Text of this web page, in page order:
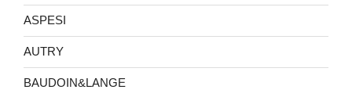
ASPESI
AUTRY
BAUDOIN&LANGE